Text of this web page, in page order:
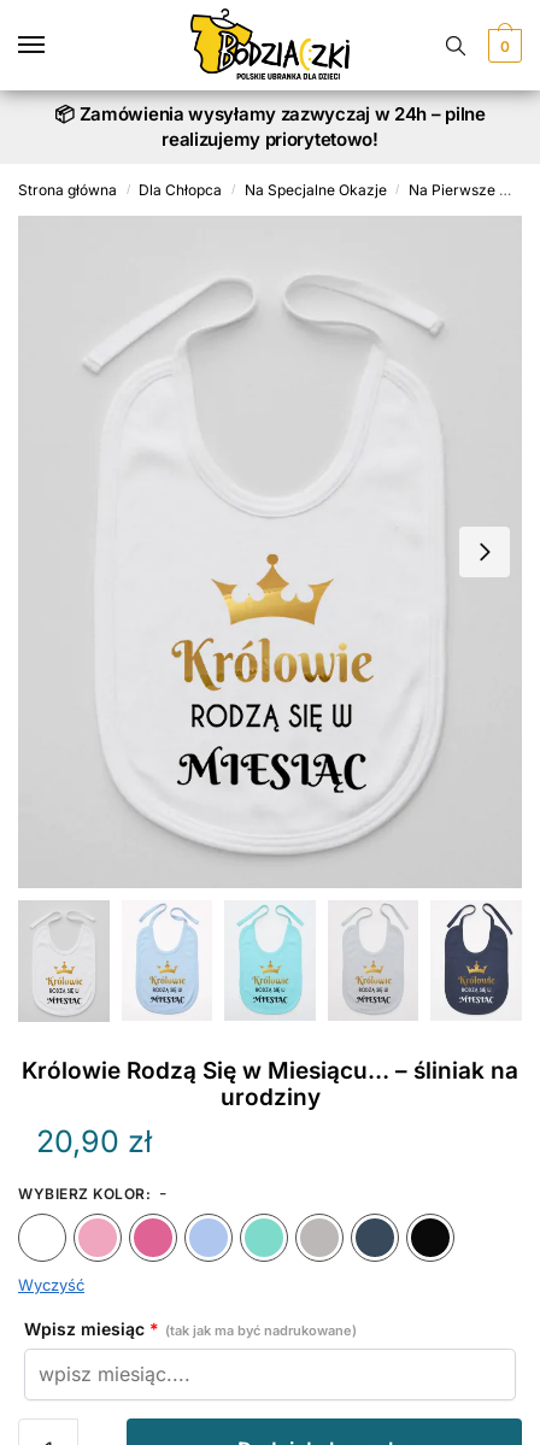
0
📦 Zamówienia wysyłamy zazwyczaj w 24h – pilne
realizujemy priorytetowo!
Strona główna / Dla Chłopca / Na Specjalne Okazje / Na Pierwsze Urodziny
Królowie Rodzą Się w Miesiącu… – śliniak na
urodziny
20,90 zł
WYBIERZ KOLOR: -
Biały
Różowy Ciemny Różowy
Błękitny MiętowySzary
Wyczyść
Wpisz miesiąc * (tak jak ma być nadrukowane)